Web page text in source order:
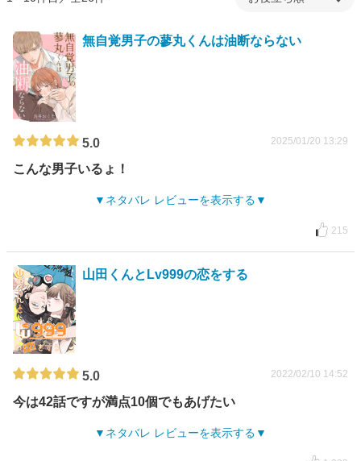
無自覚男子の蓼丸くんは油断ならない
5.0 2025/01/20 13:29
こんな男子いるょ！
ネタバレ レビューを表示する
215
山田くんとLv999の恋をする
5.0 2022/02/10 14:52
今は42話ですが満点10個でもあげたい
ネタバレ レビューを表示する